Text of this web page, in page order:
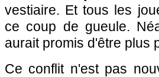
vestiaire. Et tous les
ce coup de gueule.
aurait promis d'être plus
Ce conflit n'est pas